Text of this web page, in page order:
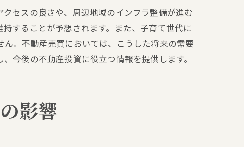
セスの良さや、周辺地域のインフラ整備が進む
することが予想されます。また、子育て世代に
。不動産売買においては、こうした将来の需要
今後の不動産投資に役立つ情報を提供します。
影響